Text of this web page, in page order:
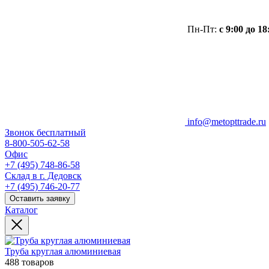
Пн-Пт: с 9:00 до
info@metopttrade.ru
Звонок бесплатный
8-800-505-62-58
Офис
+7 (495) 748-86-58
Склад в г. Дедовск
+7 (495) 746-20-77
Оставить заявку
Каталог
Труба круглая алюминиевая
488 товаров